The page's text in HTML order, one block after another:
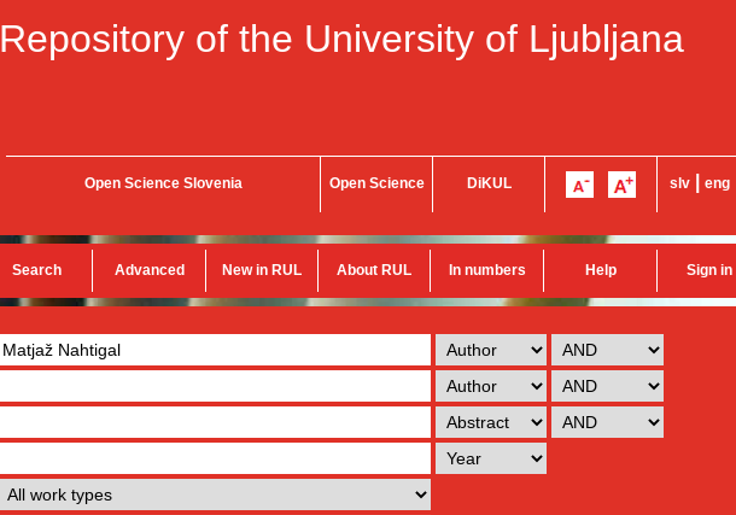
Repository of the University of Ljubljana
Open Science Slovenia Open Science DiKUL slv eng
Search Advanced New in RUL About RUL In numbers Help Sign in